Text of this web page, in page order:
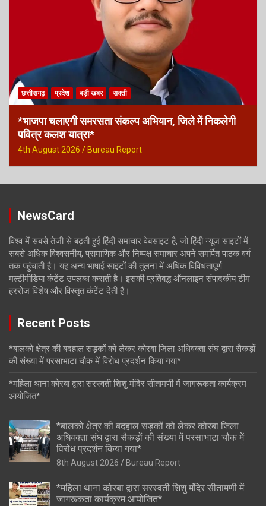
छत्तीसगढ़ प्रदेश बड़ी खबर सक्ती
*भाजपा चलाएगी समरसता संकल्प अभियान, जिले में निकलेगी
पवित्र कलश यात्रा*
4th August 2026 Bureau Report
NewsCard
विश्व में सबसे तेजी से बढ़ती हुई हिंदी समाचार वेबसाइट है, जो हिंदी न्यूज साइटों में
सबसे अधिक विश्वसनीय, प्रामाणिक और निष्पक्ष समाचार अपने समर्पित पाठक वर्ग
तक पहुंचाती है। यह अन्य भाषाई साइटों की तुलना में अधिक विविधतापूर्ण
मल्टीमीडिया कंटेंट उपलब्ध कराती है। इसकी प्रतिबद्ध ऑनलाइन संपादकीय टीम
हररोज विशेष और विस्तृत कंटेंट देती है।
Recent Posts
*बालको क्षेत्र की बदहाल सड़कों को लेकर कोरबा जिला अधिवक्ता संघ द्वारा सैकड़ों
की संख्या में परसाभाटा चौक में विरोध प्रदर्शन किया गया*
*महिला थाना कोरबा द्वारा सरस्वती शिशु मंदिर सीतामणी में जागरूकता कार्यक्रम
आयोजित*
*बालको क्षेत्र की बदहाल सड़कों को लेकर कोरबा जिला
अधिवक्ता संघ द्वारा सैकड़ों की संख्या में परसाभाटा चौक में
विरोध प्रदर्शन किया गया*
8th August 2026 Bureau Report
*महिला थाना कोरबा द्वारा सरस्वती शिशु मंदिर सीतामणी में
जागरूकता कार्यक्रम आयोजित*